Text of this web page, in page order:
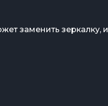
заменить зеркалку, и